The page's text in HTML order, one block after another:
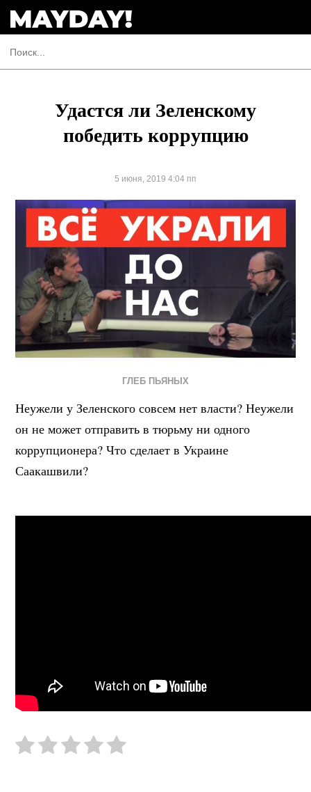
Удастся ли Зеленскому
победить коррупцию
5 июня, 2019 4:04 пп
ГЛЕБ ПЬЯНЫХ
Неужели у Зеленского совсем нет власти? Неужели
он не может отправить в тюрьму ни одного
коррупционера? Что сделает в Украине
Саакашвили?